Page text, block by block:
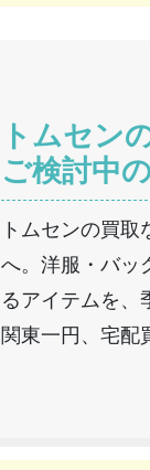
トムセン
ご検討中
トムセンの買
へ。洋服・バッ
るアイテムを、
関東一円、宅配